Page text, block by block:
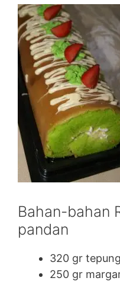
Bahan-bahan
pandan
320 gr
250 gr